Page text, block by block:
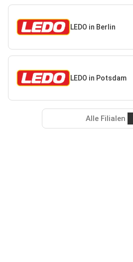
LEDO in Berlin
LEDO in Potsdam
Alle Filialen